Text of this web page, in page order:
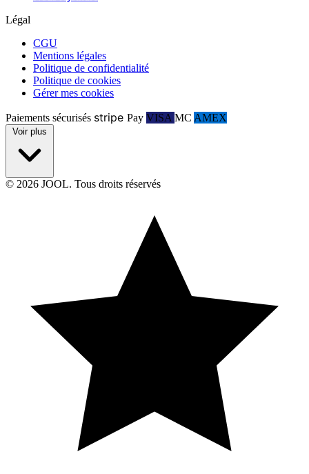
Légal
CGU
Mentions légales
Politique de confidentialité
Politique de cookies
Gérer mes cookies
Paiements sécurisés stripe Pay VISA MC AMEX
Voir plus
© 2026 JOOL. Tous droits réservés